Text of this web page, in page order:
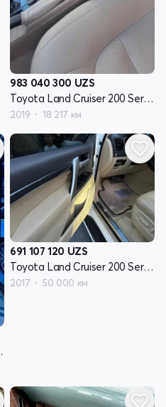
983 040 300 UZS
Toyota Land Cruiser 200 Series рестайлинг 2
2019 18 217 км
2
691 107 120 UZS
Toyota Land Cruiser 200 Series рестайлинг 2
2017 50 000 км